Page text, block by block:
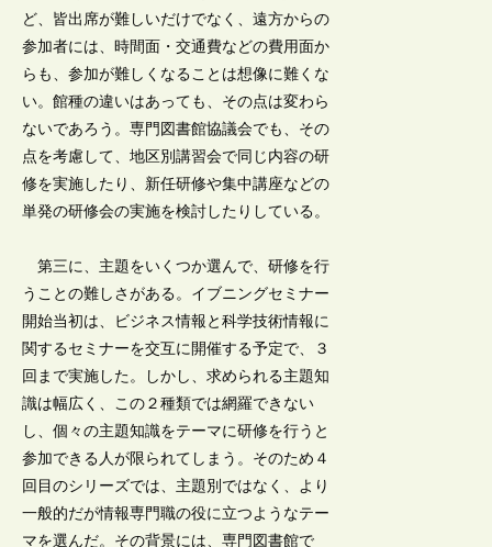
ど、皆出席が難しいだけでなく、遠方からの
参加者には、時間面・交通費などの費用面か
らも、参加が難しくなることは想像に難くな
い。館種の違いはあっても、その点は変わら
ないであろう。専門図書館協議会でも、その
点を考慮して、地区別講習会で同じ内容の研
修を実施したり、新任研修や集中講座などの
単発の研修会の実施を検討したりしている。
第三に、主題をいくつか選んで、研修を行
うことの難しさがある。イブニングセミナー
開始当初は、ビジネス情報と科学技術情報に
関するセミナーを交互に開催する予定で、３
回まで実施した。しかし、求められる主題知
識は幅広く、この２種類では網羅できない
し、個々の主題知識をテーマに研修を行うと
参加できる人が限られてしまう。そのため４
回目のシリーズでは、主題別ではなく、より
一般的だが情報専門職の役に立つようなテー
マを選んだ。その背景には、専門図書館で